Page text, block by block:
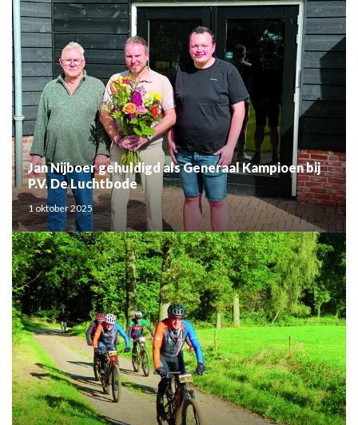
Jan Nijboer gehuldigd als Generaal Kampioen bij
P.V. De Luchtbode
1 oktober 2025